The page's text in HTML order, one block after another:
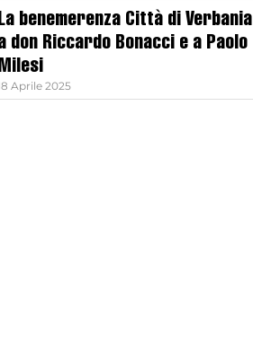
benemerenza Città di Verbania
don Riccardo Bonacci e a Paolo
Aprile 2025